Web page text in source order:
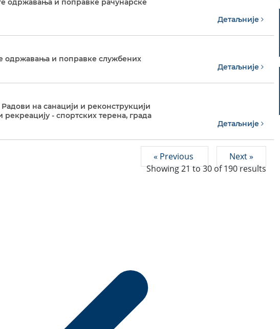
одржавања и поправке рачунарске
Детаљније
одржавања и поправке службених
Детаљније
на санацији и реконструкцији
рекреацију - спортских терена, града
Детаљније
« Previous
Next »
Showing21to30 of190results